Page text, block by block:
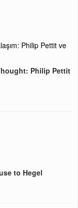
Philip Pettit ve
Philip Pettit
to Hegel